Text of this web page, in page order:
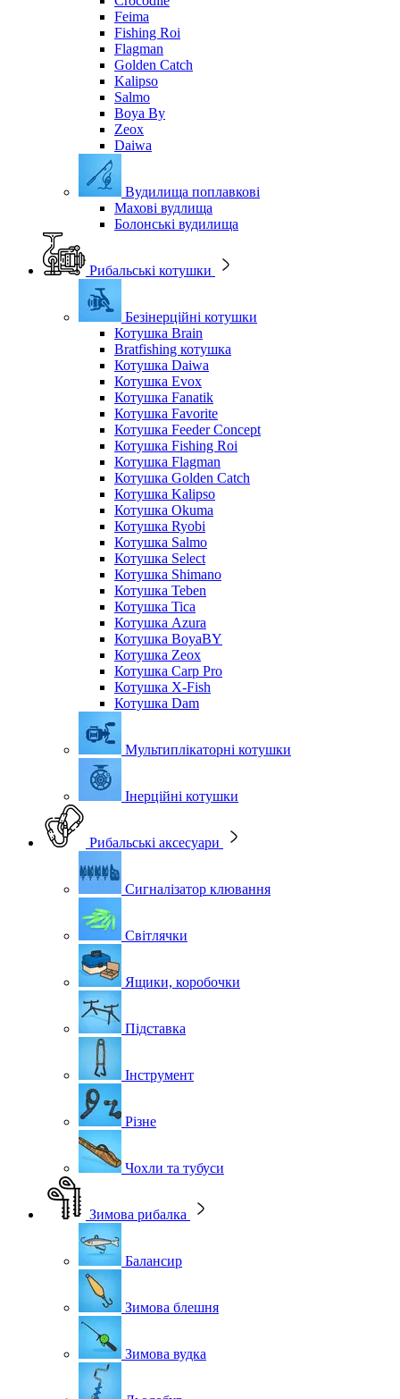
Feima
Fishing Roi
Flagman
Golden Catch
Kalipso
Salmo
Boya By
Zeox
Daiwa
Вудилища поплавкові
Махові вудлища
Болонські вудилища
Рибальські котушки
Безінерційні котушки
Котушка Brain
Bratfishing котушка
Котушка Daiwa
Котушка Evox
Котушка Fanatik
Котушка Favorite
Котушка Feeder Concept
Котушка Fishing Roi
Котушка Flagman
Котушка Golden Catch
Котушка Kalipso
Котушка Okuma
Котушка Ryobi
Котушка Salmo
Котушка Select
Котушка Shimano
Котушка Teben
Котушка Tica
Котушка Azura
Котушка BoyaBY
Котушка Zeox
Котушка Carp Pro
Котушка X-Fish
Котушка Dam
Мультиплікаторні котушки
Інерційні котушки
Рибальські аксесуари
Сигналізатор клювання
Світлячки
Ящики, коробочки
Підставка
Інструмент
Різне
Чохли та тубуси
Зимова рибалка
Балансир
Зимова блешня
Зимова вудка